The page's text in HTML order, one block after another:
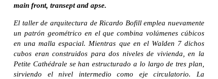
main front, transept and apse.
El taller de arquitectura de Ricardo Bofill emplea nuevamente
un patrón geométrico en el que combina volúmenes cúbicos
en una malla espacial. Mientras que en el Walden 7 dichos
cubos eran construidos para dos niveles de vivienda, en la
Petite Cathédrale se han estructurado a lo largo de tres plan,
sirviendo el nivel intermedio como eje circulatorio. La